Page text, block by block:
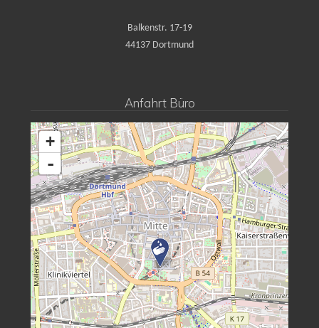
Balkenstr. 17-19
44137 Dortmund
Anfahrt Büro
+
-